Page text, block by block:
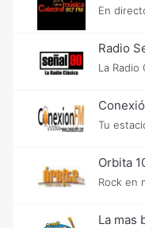
En
Radio
La Radio
Tu
Orbita
Rock en
La mas